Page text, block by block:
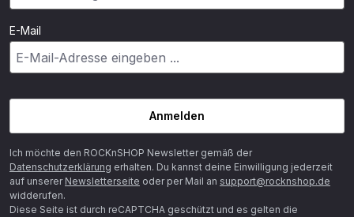
E-Mail
Anmelden
Ich möchte den ROCKnSHOP Newsletter gemäß der
Datenschutzerklärung erhalten. Du kannst deine Einwilligung jederzeit
auf unserer Newsletterseite oder per Mail an support@rocknshop.de
widderufen.
Diese Seite ist durch reCAPTCHA geschützt und es gelten die